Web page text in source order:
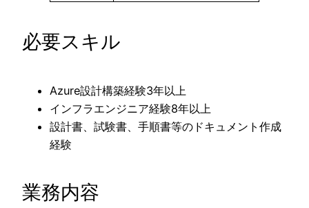
必要スキル
Azure設計構築経験3年以上
インフラエンジニア経験8年以上
設計書、試験書、手順書等のドキュメント作成
経験
業務内容